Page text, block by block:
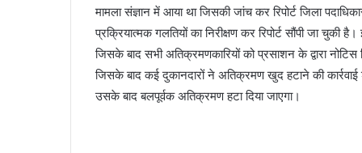
मामला संज्ञान में आया था जिसकी जांच कर रिपोर्ट जिला
प्रक्रियात्मक गलतियों का निरीक्षण कर रिपोर्ट सौंपी जा
जिसके बाद सभी अतिक्रमणकारियों को प्रसाशन के द्वारा
जिसके बाद कई दुकानदारों ने अतिक्रमण खुद हटाने की
उसके बाद बलपूर्वक अतिक्रमण हटा दिया जाएगा।